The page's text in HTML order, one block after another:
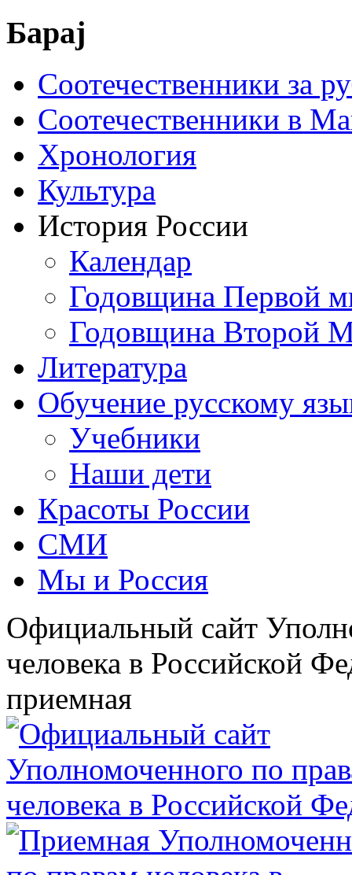
Барај
Соотечественники за
Соотечественники в
Хронология
Культура
История России
Календар
Годовщина Первой
Годовщина Второй
Литература
Обучение русскому
Учебники
Наши дети
Красоты России
СМИ
Мы и Россия
Официальный сайт
человека в Российской
приемная